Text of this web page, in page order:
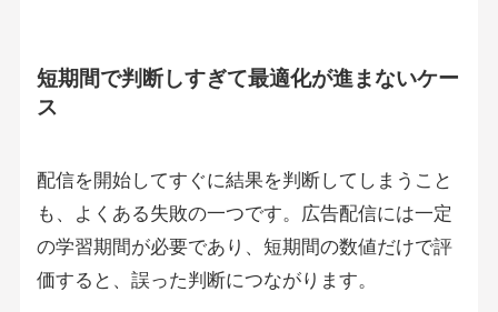
短期間で判断しすぎて最適化が進まないケー
ス
配信を開始してすぐに結果を判断してしまうこと
も、よくある失敗の一つです。広告配信には一定
の学習期間が必要であり、短期間の数値だけで評
価すると、誤った判断につながります。